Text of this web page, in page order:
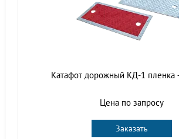
Катафот дорожный КД-1 пленка
Цена по запросу
Заказать